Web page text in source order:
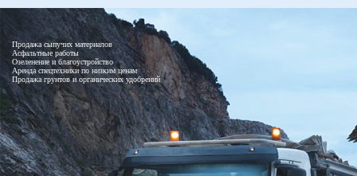
Продажа сыпучих материалов
Асфальтные работы
Озеленение и благоустройство
Аренда спецтехники по низким ценам
Продажа грунтов и органических удобрений